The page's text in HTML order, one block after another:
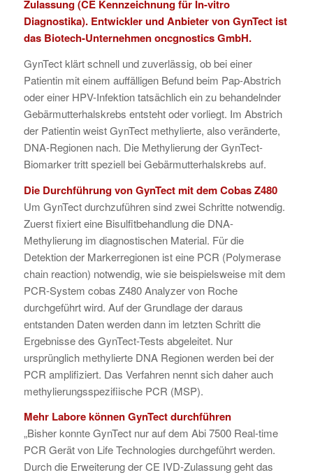
Zulassung (CE Kennzeichnung für In-vitro
Diagnostika). Entwickler und Anbieter von GynTect ist
das Biotech-Unternehmenoncgnostics GmbH.
GynTect klärt schnell und zuverlässig, ob bei einer
Patientin mit einem auffälligen Befund beim Pap-Abstrich
oder einer HPV-Infektion tatsächlich ein zu behandelnder
Gebärmutterhalskrebs entsteht oder vorliegt. Im Abstrich
der Patientin weist GynTect methylierte, also veränderte,
DNA-Regionen nach. Die Methylierung der GynTect-
Biomarker tritt speziell bei Gebärmutterhalskrebs auf.
Die Durchführung von GynTect mit dem Cobas Z480
Um GynTect durchzuführen sind zwei Schritte notwendig.
Zuerst fixiert eine Bisulfitbehandlung die DNA-
Methylierung im diagnostischen Material. Für die
Detektion der Markerregionen ist eine PCR (Polymerase
chain reaction) notwendig, wie sie beispielsweise mit dem
PCR-System cobas Z480 Analyzer von Roche
durchgeführt wird. Auf der Grundlage der daraus
entstanden Daten werden dann im letzten Schritt die
Ergebnisse des GynTect-Tests abgeleitet. Nur
ursprünglich methylierte DNA Regionen werden bei der
PCR amplifiziert. Das Verfahren nennt sich daher auch
methylierungsspezifiische PCR (MSP).
Mehr Labore können GynTect durchführen
„Bisher konnte GynTect nur auf dem Abi 7500 Real-time
PCR Gerät von Life Technologies durchgeführt werden.
Durch die Erweiterung der CE IVD-Zulassung geht das